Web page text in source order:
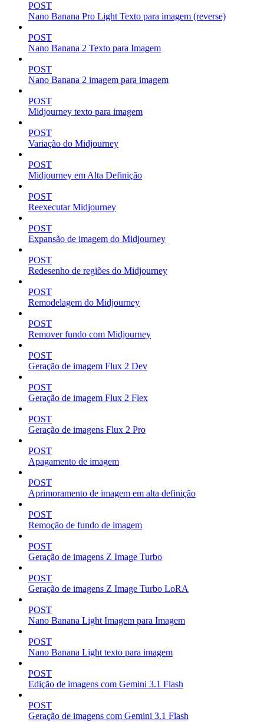
POST
Nano Banana Pro Light Texto para imagem (reverse)
POST
Nano Banana 2 Texto para Imagem
POST
Nano Banana 2 imagem para imagem
POST
Midjourney texto para imagem
POST
Variação do Midjourney
POST
Midjourney em Alta Definição
POST
Reexecutar Midjourney
POST
Expansão de imagem do Midjourney
POST
Redesenho de regiões do Midjourney
POST
Remodelagem do Midjourney
POST
Remover fundo com Midjourney
POST
Geração de imagem Flux 2 Dev
POST
Geração de imagem Flux 2 Flex
POST
Geração de imagens Flux 2 Pro
POST
Apagamento de imagem
POST
Aprimoramento de imagem em alta definição
POST
Remoção de fundo de imagem
POST
Geração de imagens Z Image Turbo
POST
Geração de imagens Z Image Turbo LoRA
POST
Nano Banana Light Imagem para Imagem
POST
Nano Banana Light texto para imagem
POST
Edição de imagens com Gemini 3.1 Flash
POST
Geração de imagens com Gemini 3.1 Flash